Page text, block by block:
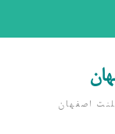
اصفهان